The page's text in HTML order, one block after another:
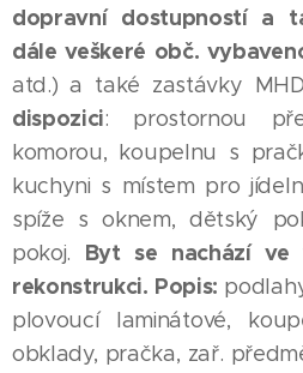
dopravní dostupností a
dále veškeré obč.
atd.) a také zastávky
dispozici: prostornou
komorou, koupelnu s
kuchyni s místem pro
spíže s oknem, dětský
pokoj. Byt se nachází ve
rekonstrukci. Popis:
plovoucí laminátové,
obklady, pračka, zař.